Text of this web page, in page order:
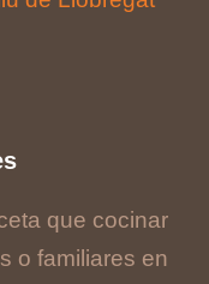
que cocinar
o familiares en